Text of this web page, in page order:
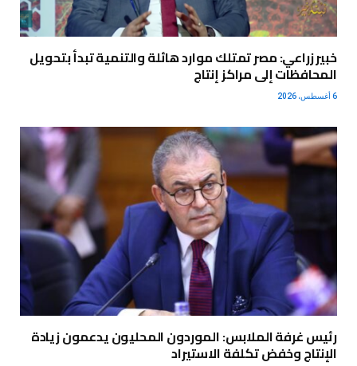
خبير زراعي: مصر تمتلك موارد هائلة والتنمية تبدأ بتحويل
المحافظات إلى مراكز إنتاج
6 أغسطس، 2026
رئيس غرفة الملابس: الموردون المحليون يدعمون زيادة
الإنتاج وخفض تكلفة الاستيراد